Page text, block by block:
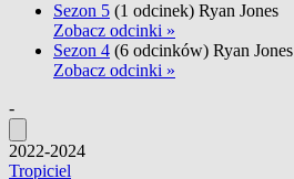
Sezon 5 (1 odcinek) Ryan Jones
Zobacz odcinki »
Sezon 4 (6 odcinków) Ryan Jones
Zobacz odcinki »
-
2022-2024
Tropiciel